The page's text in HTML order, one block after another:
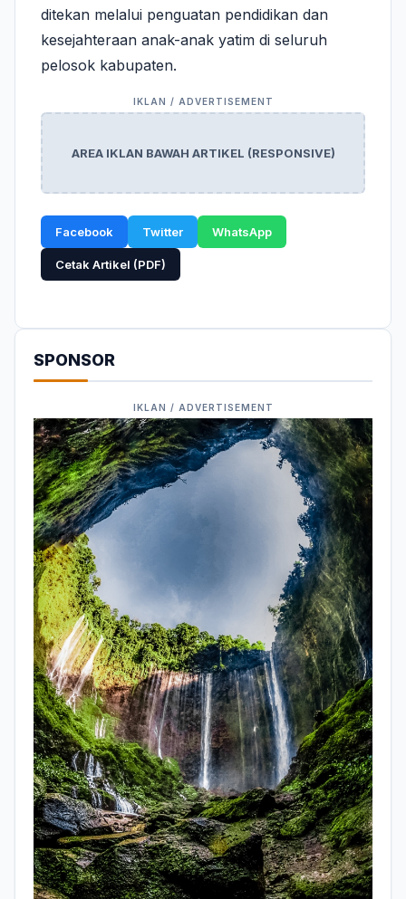
ditekan melalui penguatan pendidikan dan
kesejahteraan anak-anak yatim di seluruh
pelosok kabupaten.
AREA IKLAN BAWAH ARTIKEL (RESPONSIVE)
Facebook Twitter WhatsApp
Cetak Artikel (PDF)
SPONSOR